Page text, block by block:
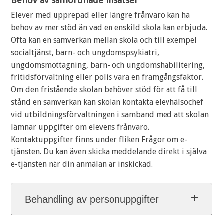
Elever med upprepad eller längre frånvaro kan ha
behov av mer stöd än vad en enskild skola kan erbjuda.
Ofta kan en samverkan mellan skola och till exempel
socialtjänst, barn- och ungdomspsykiatri,
ungdomsmottagning, barn- och ungdomshabilitering,
fritidsförvaltning eller polis vara en framgångsfaktor.
Om den fristående skolan behöver stöd för att få till
stånd en samverkan kan skolan kontakta elevhälsochef
vid utbildningsförvaltningen i samband med att skolan
lämnar uppgifter om elevens frånvaro.
Kontaktuppgifter finns under fliken Frågor om e-
tjänsten. Du kan även skicka meddelande direkt i själva
e-tjänsten när din anmälan är inskickad.
Behandling av personuppgifter